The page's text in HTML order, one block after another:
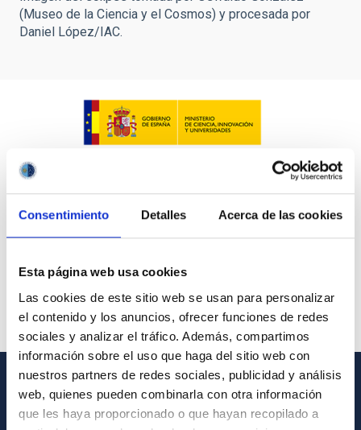
Consentimiento Detalles Acerca de las cookies
Esta página web usa cookies
Las cookies de este sitio web se usan para personalizar
el contenido y los anuncios, ofrecer funciones de redes
sociales y analizar el tráfico. Además, compartimos
información sobre el uso que haga del sitio web con
nuestros partners de redes sociales, publicidad y análisis
web, quienes pueden combinarla con otra información
que les haya proporcionado o que hayan recopilado a
(Museo de la Ciencia y el Cosmos) y procesada por
Daniel López/IAC.
INFORMACIÓN GENERAL